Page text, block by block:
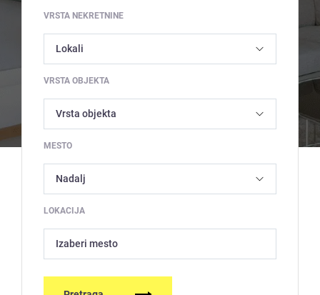
VRSTA NEKRETNINE
VRSTA OBJEKTA
MESTO
LOKACIJA
Izaberi mesto